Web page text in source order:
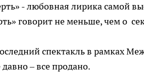
- любовная лирика самой
говорит не меньше, чем о
спектакль в рамках
– все продано.